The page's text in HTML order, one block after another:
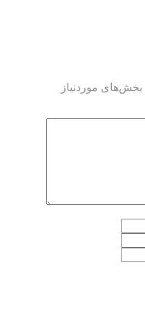
بخش‌های موردنیاز